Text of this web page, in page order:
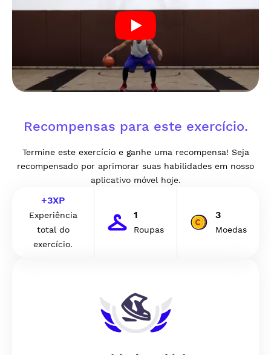
Recompensas para este exercício.
Termine este exercício e ganhe uma recompensa! Seja
recompensado por aprimorar suas habilidades em nosso
aplicativo móvel hoje.
+3XP
Experiência
total do
exercício.
1
Roupas
3
Moedas